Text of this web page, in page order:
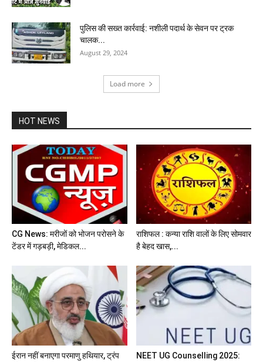
पुलिस की सख्त कार्रवाई: नशीली पदार्थ के सेवन पर ट्रक
चालक...
August 29, 2024
Load more
HOT NEWS
CG News: मरीजों को भोजन परोसने के
टेंडर में गड़बड़ी, मेडिकल...
राशिफल : कन्या राशि वालों के लिए सोमवार
है बेहद खास,...
ईरान नहीं बनाएगा परमाणु हथियार, ट्रंप
NEET UG Counselling 2025: